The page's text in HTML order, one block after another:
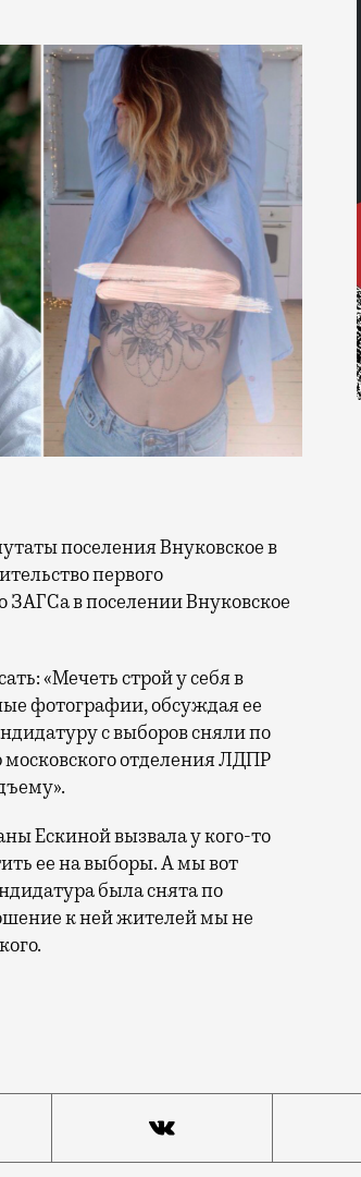
первого
в поселении Внуковское
«Мечеть строй у себя в
фотографии, обсуждая ее
с выборов сняли по
московского отделения ЛДПР
Ескиной вызвала у кого-то
ее на выборы. А мы вот
была снята по
к ней жителей мы не